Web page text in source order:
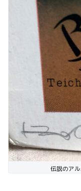
伝説のア